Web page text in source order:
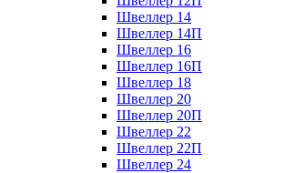
Швеллер 14
Швеллер 14П
Швеллер 16
Швеллер 16П
Швеллер 18
Швеллер 20
Швеллер 20П
Швеллер 22
Швеллер 22П
Швеллер 24